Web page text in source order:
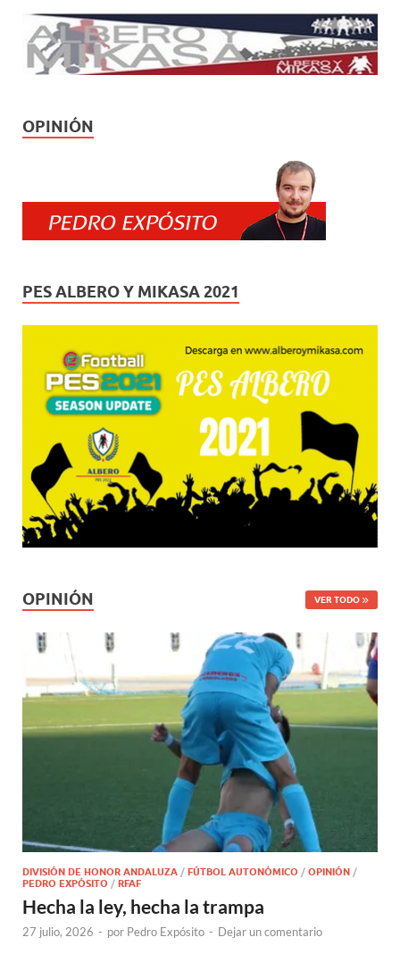
OPINIÓN
PES ALBERO Y MIKASA 2021
OPINIÓN VER TODO
DIVISIÓN DE HONOR ANDALUZA / FÚTBOL AUTONÓMICO / OPINIÓN /
PEDRO EXPÓSITO / RFAF
Hecha la ley, hecha la trampa
27 julio, 2026 - por Pedro Expósito - Dejar un comentario